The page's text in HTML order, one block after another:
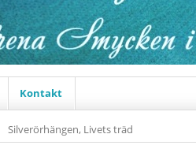
Kontakt
Silverörhängen, Livets träd